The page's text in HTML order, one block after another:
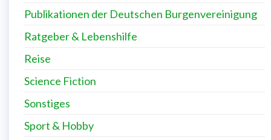
Publikationen der Deutschen Burgenvereinigung
Ratgeber & Lebenshilfe
Reise
Science Fiction
Sonstiges
Sport & Hobby